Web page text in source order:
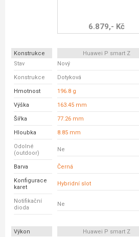
6.879,- Kč
Konstrukce Huawei P smart Z
Stav
Nový
Konstrukce Dotyková
Hmotnost 196.8 g
Výška 163.45 mm
Šířka 77.26 mm
Hloubka 8.85 mm
Odolné
(outdoor)
Ne
Barva Černá
Konfigurace
karet
Hybridní slot
Notifikační
dioda
Ne
Výkon Huawei P smart Z